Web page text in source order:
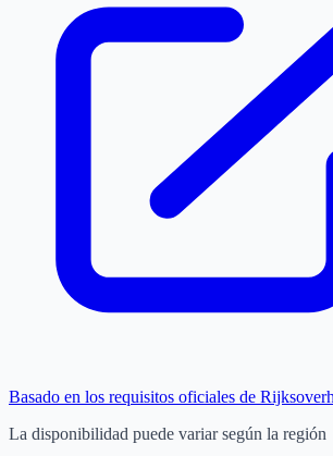
Basado en los requisitos oficiales de
La disponibilidad puede variar según la región